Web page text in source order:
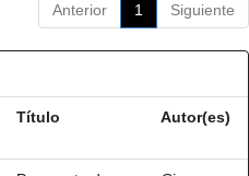
Anterior 1 Siguiente
Título Autor(es)